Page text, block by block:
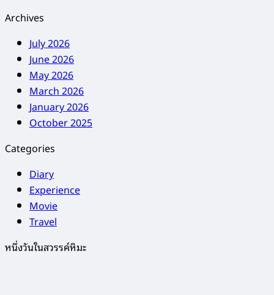
Archives
July 2026
June 2026
May 2026
March 2026
January 2026
October 2025
Categories
Diary
Experience
Movie
Travel
หนึ่งวันในสวรรค์หิมะ